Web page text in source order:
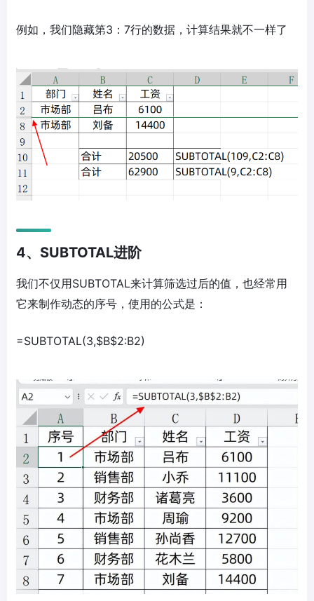
例如，我们隐藏第3：7行的数据，计算结果就不一样了
4、SUBTOTAL进阶
我们不仅用SUBTOTAL来计算筛选过后的值，也经常用
它来制作动态的序号，使用的公式是：
=SUBTOTAL(3,$B$2:B2)